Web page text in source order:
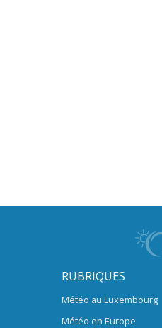
RUBRIQUES
Météo au Luxembourg
Météo en Europe